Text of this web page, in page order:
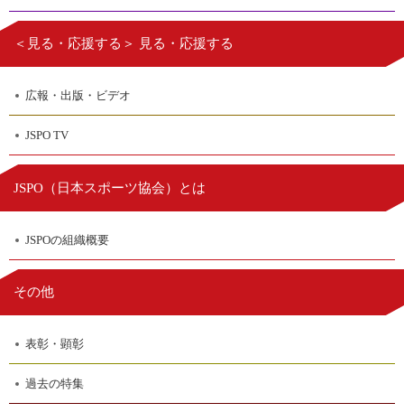
＜見る・応援する＞ 見る・応援する
広報・出版・ビデオ
JSPO TV
JSPO（ 日本スポーツ協会）とは
JSPOの組織概要
その他
表彰・顕彰
過去の特集